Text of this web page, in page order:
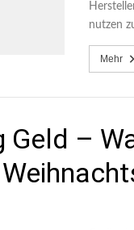
nutzen
Mehr
Geld –